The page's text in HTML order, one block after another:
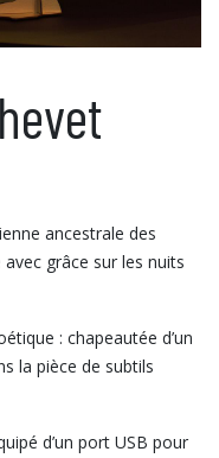
ancestrale des
grâce sur les nuits
: chapeautée d’un
la pièce de subtils
d’un port USB pour